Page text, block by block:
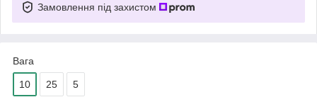
Замовлення під захистом
Вага
10 25 5